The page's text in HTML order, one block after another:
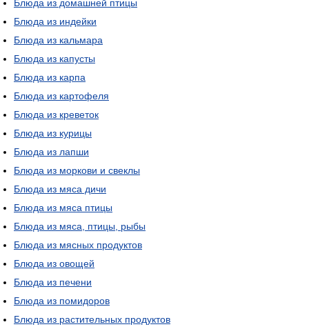
Блюда из домашней птицы
Блюда из индейки
Блюда из кальмара
Блюда из капусты
Блюда из карпа
Блюда из картофеля
Блюда из креветок
Блюда из курицы
Блюда из лапши
Блюда из моркови и свеклы
Блюда из мяса дичи
Блюда из мяса птицы
Блюда из мяса, птицы, рыбы
Блюда из мясных продуктов
Блюда из овощей
Блюда из печени
Блюда из помидоров
Блюда из растительных продуктов